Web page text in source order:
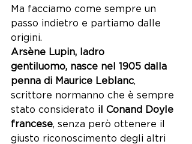
Ma facciamo come sempre un
passo indietro e partiamo dalle
origini.
Arsène Lupin, ladro
gentiluomo, nasce nel 1905 dalla
penna di Maurice Leblanc,
scrittore normanno che è sempre
stato considerato il Conand Doyle
francese, senza però ottenere il
giusto riconoscimento degli altri